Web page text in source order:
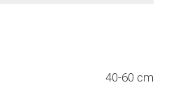
40-60 cm